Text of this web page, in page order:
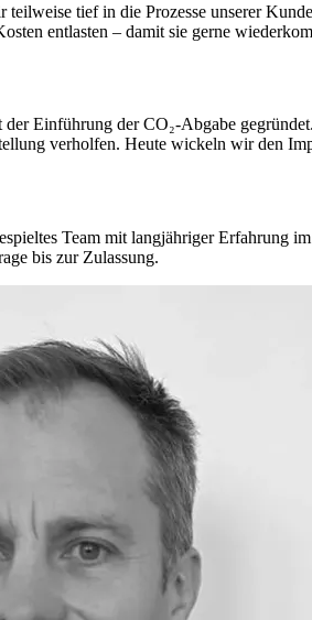
teilweise tief in die Prozesse unserer
entlasten – damit sie gerne
Einführung der CO₂-Abgabe
verholfen. Heute wickeln wir den
Team mit langjähriger Erfahrung
bis zur Zulassung.